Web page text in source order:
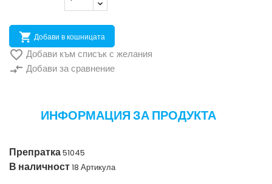
 Добави в кошницата
 Добави към списък с желания
compare_arrows Добави за сравнение
ИНФОРМАЦИЯ ЗА ПРОДУКТА
Препратка51045
В наличност18 Артикула